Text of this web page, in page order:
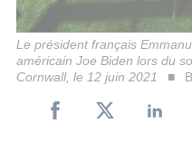
Le président français
américain Joe Biden lors du
Cornwall, le 12 juin 2021